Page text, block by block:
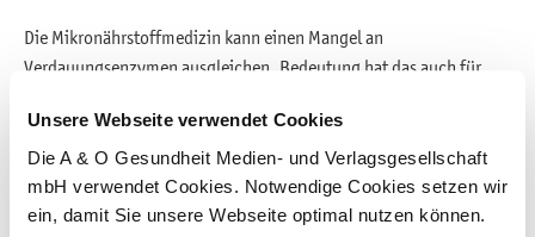
Unsere Webseite verwendet Cookies
Die A & O Gesundheit Medien- und Verlagsgesellschaft
mbH verwendet Cookies. Notwendige Cookies setzen wir
ein, damit Sie unsere Webseite optimal nutzen können.
Die Mikronährstoffmedizin kann einen Mangel an
Verdauungsenzymen ausgleichen. Bedeutung hat das auch für
können. Das ist zum Beispiel bei der Milchzuckerunverträglichkeit
(Laktase-Mangel) der Fall. Aber auch alle anderen wichtigen
Verdauungsenzyme kann man bei Bedarf ersetzen, wie Proteasen.